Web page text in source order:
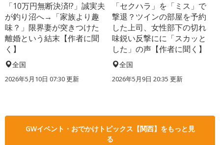
「10万円無断決済!?」誠実夫
が釣り沼へ→「家族より趣
味？」限界妻が突きつけた
離婚という結末【作者に聞
く】
全国
2026年5月10日 07:30 更新
「セクハラ」を「ミス」で
撃退？ツインの部屋を予約
した上司、女性部下の切れ
味鋭い反撃にに「スカッと
した」の声【作者に聞く】
全国
2026年5月9日 20:35 更新
GWイベント・おでかけトピックス【関西】をもっと見
る